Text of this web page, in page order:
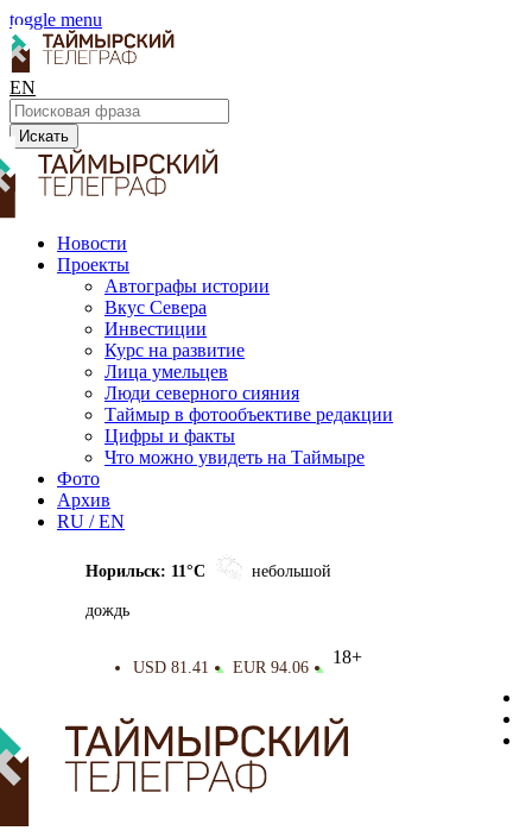
toggle menu
EN
Искать
Новости
Проекты
Автографы истории
Вкус Севера
Инвестиции
Курс на развитие
Лица умельцев
Люди северного сияния
Таймыр в фотообъективе редакции
Цифры и факты
Что можно увидеть на Таймыре
Фото
Архив
RU / EN
Норильск: 11°C небольшой
дождь
USD 81.41 ▲ EUR 94.06 ▲
18+